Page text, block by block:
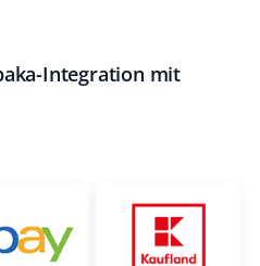
Integration mit